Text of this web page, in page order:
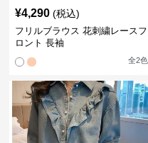
¥4,290 (税込)
フリルブラウス 花刺繍レースフ
ロント 長袖
全2色